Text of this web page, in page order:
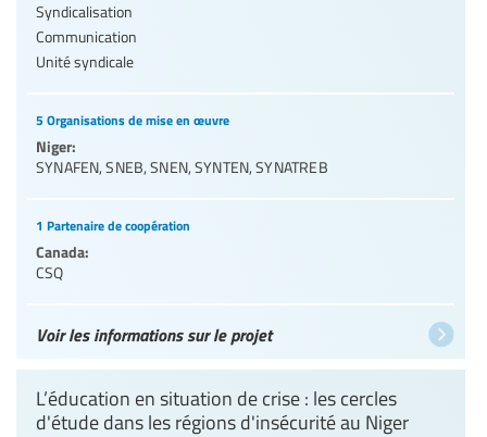
Syndicalisation
Communication
Unité syndicale
5 Organisations de mise en œuvre
Niger:
SYNAFEN,SNEB,SNEN,SYNTEN,SYNATREB
1 Partenaire de coopération
Canada:
CSQ
Voir les informations sur le projet
L’éducation en situation de crise : les cercles
d'étude dans les régions d'insécurité au Niger